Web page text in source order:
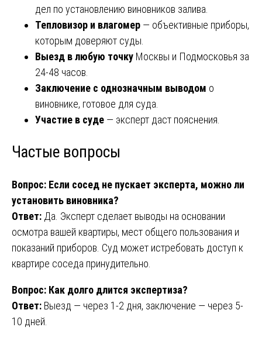
дел по установлению виновников залива.
Тепловизор и влагомер — объективные приборы,
которым доверяют суды.
Выезд в любую точку Москвы и Подмосковья за
24-48 часов.
Заключение с однозначным выводом о
виновнике, готовое для суда.
Участие в суде — эксперт даст пояснения.
Частые вопросы
Вопрос: Если сосед не пускает эксперта, можно ли
установить виновника?
Ответ: Да. Эксперт сделает выводы на основании
осмотра вашей квартиры, мест общего пользования и
показаний приборов. Суд может истребовать доступ к
квартире соседа принудительно.
Вопрос: Как долго длится экспертиза?
Ответ: Выезд — через 1-2 дня, заключение — через 5-
10 дней.